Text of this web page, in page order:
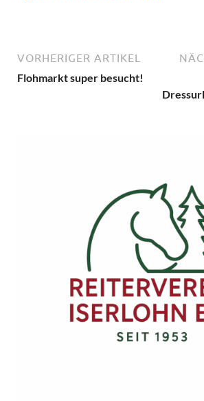
VORHERIGER ARTIKEL
Flohmarkt super besucht!